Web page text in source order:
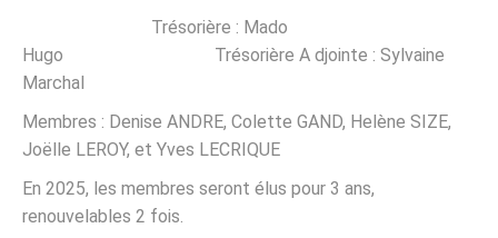
Trésorière : Mado
Hugo Trésorière A djointe : Sylvaine
Marchal
Membres : Denise ANDRE, Colette GAND, Helène SIZE,
Joëlle LEROY, et Yves LECRIQUE
En 2025, les membres seront élus pour 3 ans,
renouvelables 2 fois.